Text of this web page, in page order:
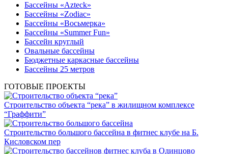
Бассейны «Azteck»
Бассейны «Zodiac»
Бассейны «Восьмерка»
Бассейны «Summer Fun»
Бассейн круглый
Овальные бассейны
Бюджетные каркасные бассейны
Бассейны 25 метров
ГОТОВЫЕ ПРОЕКТЫ
Строительство объекта “река” в жилищном комплексе
“Граффити”
Строительство большого бассейна в фитнес клубе на Б.
Кисловском пер